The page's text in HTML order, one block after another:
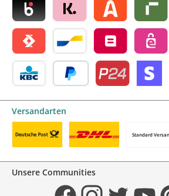
Blik by mollieKlarna by mollieAlma by mollieRiverty
Satispay by mollieBancontact by mollie
Belfius by mollie
eps by
Versandarten
Standard
Unsere Communities